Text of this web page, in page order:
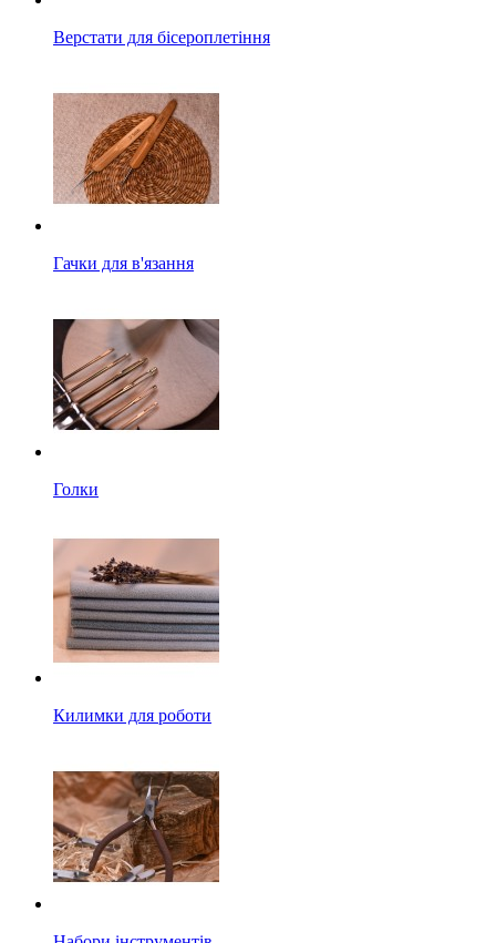
Верстати для бісероплетіння
Гачки для в'язання
Голки
Килимки для роботи